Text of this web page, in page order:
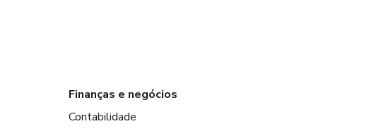
Finanças e negócios
Contabilidade